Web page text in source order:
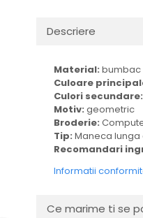
Descriere
Material: bumbac
Culoare
Culori secundare:
Motiv: geometric
Broderie:
Tip: Maneca lunga
Recomandari
Informatii
Ce marime ti se